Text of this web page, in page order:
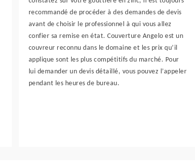
recommandé de procéder à des demandes de devis
avant de choisir le professionnel à qui vous allez
confier sa remise en état. Couverture Angelo est un
couvreur reconnu dans le domaine et les prix qu’il
applique sont les plus compétitifs du marché. Pour
lui demander un devis détaillé, vous pouvez l’appeler
pendant les heures de bureau.